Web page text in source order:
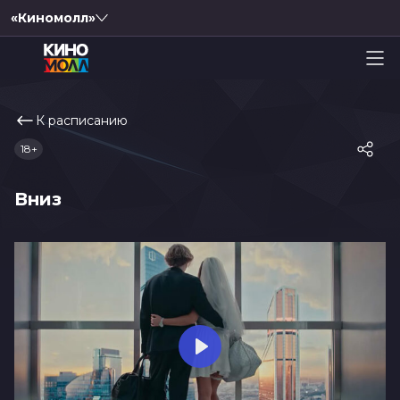
«Киномолл»
К расписанию
Вниз
18+
Play